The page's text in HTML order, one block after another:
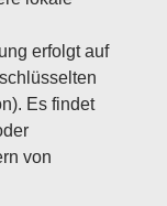
erfolgt auf
Es findet
von